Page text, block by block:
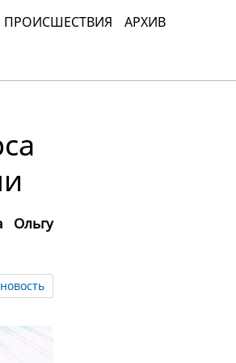
ПРОИСШЕСТВИЯ АРХИВ
Ольгу